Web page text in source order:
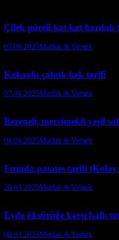
Çilek püreli kat kat bardak
03.08.2025Mutfak & Yemek
Kakaolu çabuk kek tarifi
07.04.2025Mutfak & Yemek
Rezeneli, mercimekli yeşil
04.04.2025Mutfak & Yemek
Fırında patates tarifi (Kolay
28.03.2025Mutfak & Yemek
Evde öksürüğe karşı ballı
08.03.2025Mutfak & Yemek